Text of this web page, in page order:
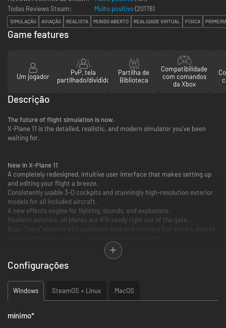
Todas Reviews Steam:
Muito positivo(20178)
SIMULAÇÃO AVIAÇÃO REALISTA MUNDO ABERTO REALIDADE VIRTUAL FÍSICA
Game features
Um jogador
PvP, tela
partilhado/dividido
Partilha de
Biblioteca
Compatibilidade
com comandos
da Xbox
Descrição
The future of flight simulation is now.
X-Plane 11 is the detailed, realistic, and modern simulator you’ve been
waiting for.
New in X-Plane 11
A completely redesigned, intuitive user interface that makes setting up
and editing your flight a breeze.
Consistently usable 3-D cockpits and stunningly high-resolution exterior
models for all included aircraft.
A new effects engine for lighting, sounds, and explosions.
Realistic avionics: all planes are IFR-ready right out of the gate.
Busy, “living” airports with pushback tugs and roaming fuel trucks, able to
New buildings & roads to better simulate European cities
Configurações
Windows SteamOS + Linux MacOS
mínimo*